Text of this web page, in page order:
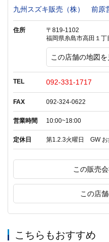
九州スズキ販売（株） 前原
住所
〒819-1102
福岡県糸島市高田１丁
この店舗の地図を
TEL 092-331-1717
FAX 092-324-0622
営業時間 10:00~18:00
定休日 第1.2.3火曜日 GW お
この販売
この店
こちらもおすすめ